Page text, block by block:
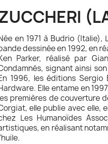
en 1971 à Budrio
dessinée en 1992, en
Parker, réalisé par
signant ainsi
1996, les éditions
Elle entame en
premières de couverture
elle publie avec elle,
Les Humanoïdes
en réalisant